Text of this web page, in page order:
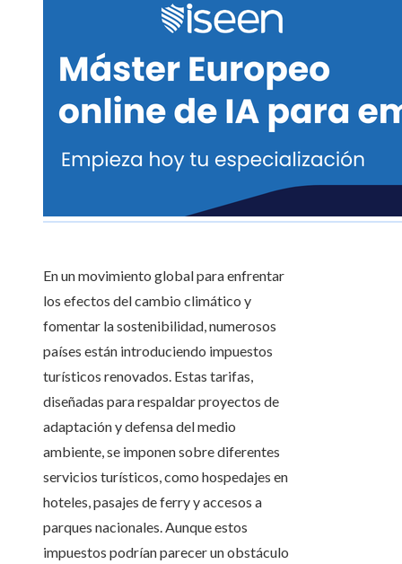
En un movimiento global para enfrentar
los efectos del cambio climático y
fomentar la sostenibilidad, numerosos
países están introduciendo impuestos
turísticos renovados. Estas tarifas,
diseñadas para respaldar proyectos de
adaptación y defensa del medio
ambiente, se imponen sobre diferentes
servicios turísticos, como hospedajes en
hoteles, pasajes de ferry y accesos a
parques nacionales. Aunque estos
impuestos podrían parecer un obstáculo